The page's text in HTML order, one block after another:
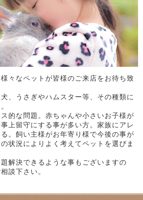
々なペットが皆様のご来店をお待ち致
、うさぎやハムスター等、その種類に
的な問題。赤ちゃんや小さいお子様が
上留守にする事が多い方。家族にアレ
。飼い主様がお年寄り様で今後の事が
状況によりよく考えてペットを選びま
解決できるような事もございますの
談下さい。